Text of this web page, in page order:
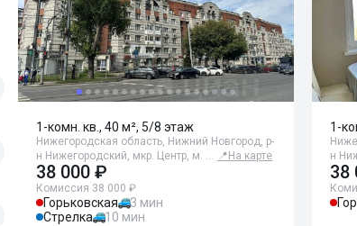
1-комн. кв., 40 м², 5/8 этаж
Нижегородская область, Нижний Новгород, р-
н Нижегородский, мкр. Центр, м. … 📍 На карте
38 000 ₽
Комиссия 38 000 ₽
Горьковская
3 мин
Стрелка
10 мин
1-
н
38